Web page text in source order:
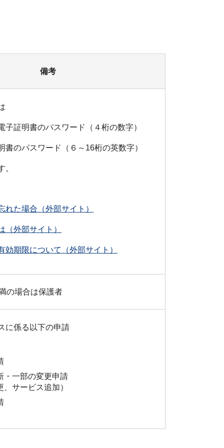
備考
証明書のパスワード（４桁の数字）
のパスワード（６～16桁の英数字）
。
れた場合（外部サイト）
（外部サイト）
効期限について（外部サイト）
の場合は保護者
に係る以下の申請
・一部の変更申請
、サービス追加）